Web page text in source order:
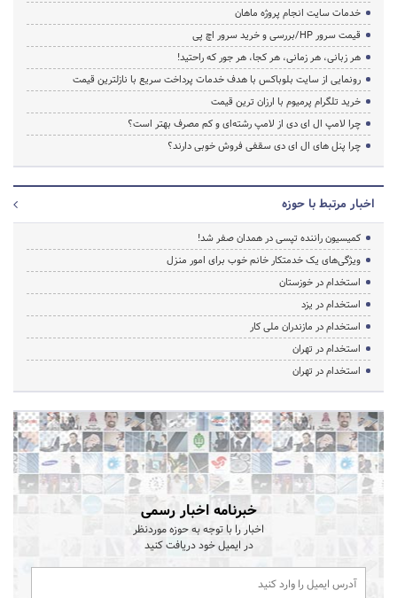
خدمات سایت انجام پروژه ماهان
قیمت سرور HP/بررسی و خرید سرور اچ پی
هر زبانی، هر زمانی، هر کجا، هر جور که راحتید!
رونمایی از سایت بلوباکس با هدف خدمات پرداخت سریع با نازلترین قیمت
خرید تلگرام پرمیوم با ارزان ترین قیمت
چرا لامپ ال ای دی از لامپ رشته‌ای و کم مصرف بهتر است؟
چرا پنل های ال ای دی سقفی فروش خوبی دارند؟
اخبار مرتبط با حوزه
کمیسیون راننده تپسی در همدان صفر شد!
ویژگی‌های یک خدمتکار خانم خوب برای امور منزل
استخدام در خوزستان
استخدام در یزد
استخدام در مازندران ملی کار
استخدام در تهران
استخدام در تهران
خبرنامه اخبار رسمی
اخبار را با توجه به حوزه موردنظر
در ایمیل خود دریافت کنید